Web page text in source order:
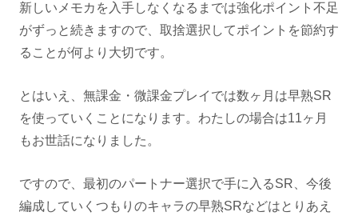
新しいメモカを入手しなくなるまでは強化ポイント不足
がずっと続きますので、取捨選択してポイントを節約す
ることが何より大切です。
とはいえ、無課金・微課金プレイでは数ヶ月は早熟SR
を使っていくことになります。わたしの場合は11ヶ月
もお世話になりました。
ですので、最初のパートナー選択で手に入るSR、今後
編成していくつもりのキャラの早熟SRなどはとりあえ